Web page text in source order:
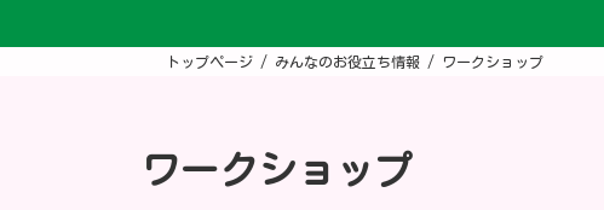
トップページ みんなのお役立ち情報 ワークショップ
ワークショップ